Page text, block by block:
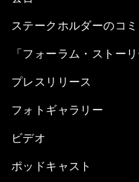
ステークホルダーのコ
「フォーラム・ストーリ
プレスリリース
フォトギャラリー
ビデオ
ポッドキャスト